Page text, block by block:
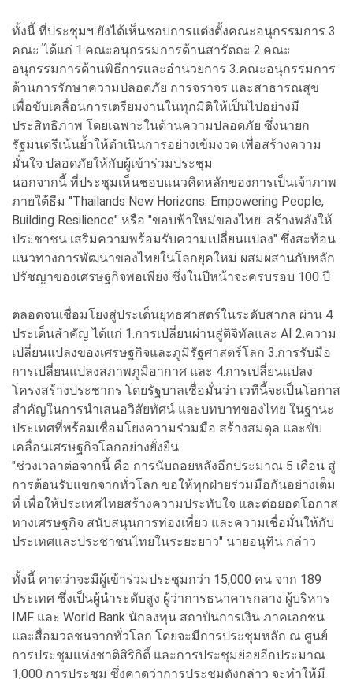
ทั้งนี้ ที่ประชุมฯ ยังได้เห็นชอบการแต่งตั้งคณะอนุกรรมการ 3
คณะ ได้แก่ 1.คณะอนุกรรมการด้านสารัตถะ 2.คณะ
อนุกรรมการด้านพิธีการและอำนวยการ 3.คณะอนุกรรมการ
ด้านการรักษาความปลอดภัย การจราจร และสาธารณสุข
เพื่อขับเคลื่อนการเตรียมงานในทุกมิติให้เป็นไปอย่างมี
ประสิทธิภาพ โดยเฉพาะในด้านความปลอดภัย ซึ่งนายก
รัฐมนตรีเน้นย้ำให้ดำเนินการอย่างเข้มงวด เพื่อสร้างความ
มั่นใจ ปลอดภัยให้กับผู้เข้าร่วมประชุม
นอกจากนี้ ที่ประชุมเห็นชอบแนวคิดหลักของการเป็นเจ้าภาพ
ภายใต้ธีม "Thailands New Horizons: Empowering People,
Building Resilience" หรือ "ขอบฟ้าใหม่ของไทย: สร้างพลังให้
ประชาชน เสริมความพร้อมรับความเปลี่ยนแปลง" ซึ่งสะท้อน
แนวทางการพัฒนาของไทยในโลกยุคใหม่ ผสมผสานกับหลัก
ปรัชญาของเศรษฐกิจพอเพียง ซึ่งในปีหน้าจะครบรอบ 100 ปี
ตลอดจนเชื่อมโยงสู่ประเด็นยุทธศาสตร์ในระดับสากล ผ่าน 4
ประเด็นสำคัญ ได้แก่ 1.การเปลี่ยนผ่านสู่ดิจิทัลและ AI 2.ความ
เปลี่ยนแปลงของเศรษฐกิจและภูมิรัฐศาสตร์โลก 3.การรับมือ
การเปลี่ยนแปลงสภาพภูมิอากาศ และ 4.การเปลี่ยนแปลง
โครงสร้างประชากร โดยรัฐบาลเชื่อมั่นว่า เวทีนี้จะเป็นโอกาส
สำคัญในการนำเสนอวิสัยทัศน์ และบทบาทของไทย ในฐานะ
ประเทศที่พร้อมเชื่อมโยงความร่วมมือ สร้างสมดุล และขับ
เคลื่อนเศรษฐกิจโลกอย่างยั่งยืน
"ช่วงเวลาต่อจากนี้ คือ การนับถอยหลังอีกประมาณ 5 เดือน สู่
การต้อนรับแขกจากทั่วโลก ขอให้ทุกฝ่ายร่วมมือกันอย่างเต็ม
ที่ เพื่อให้ประเทศไทยสร้างความประทับใจ และต่อยอดโอกาส
ทางเศรษฐกิจ สนับสนุนการท่องเที่ยว และความเชื่อมั่นให้กับ
ประเทศและประชาชนไทยในระยะยาว" นายอนุทิน กล่าว
ทั้งนี้ คาดว่าจะมีผู้เข้าร่วมประชุมกว่า 15,000 คน จาก 189
ประเทศ ซึ่งเป็นผู้นำระดับสูง ผู้ว่าการธนาคารกลาง ผู้บริหาร
IMF และ World Bank นักลงทุน สถาบันการเงิน ภาคเอกชน
และสื่อมวลชนจากทั่วโลก โดยจะมีการประชุมหลัก ณ ศูนย์
การประชุมแห่งชาติสิริกิติ์ และการประชุมย่อยอีกประมาณ
1,000 การประชุม ซึ่งคาดว่าการประชุมดังกล่าว จะทำให้มี